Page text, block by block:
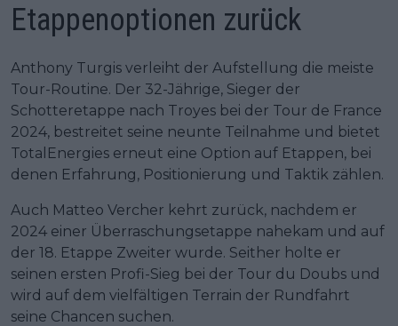
Etappenoptionen zurück
Anthony Turgis verleiht der Aufstellung die meiste
Tour-Routine. Der 32-Jährige, Sieger der
Schotteretappe nach Troyes bei der Tour de France
2024, bestreitet seine neunte Teilnahme und bietet
TotalEnergies erneut eine Option auf Etappen, bei
denen Erfahrung, Positionierung und Taktik zählen.
Auch Matteo Vercher kehrt zurück, nachdem er
2024 einer Überraschungsetappe nahekam und auf
der 18. Etappe Zweiter wurde. Seither holte er
seinen ersten Profi-Sieg bei der Tour du Doubs und
wird auf dem vielfältigen Terrain der Rundfahrt
seine Chancen suchen.